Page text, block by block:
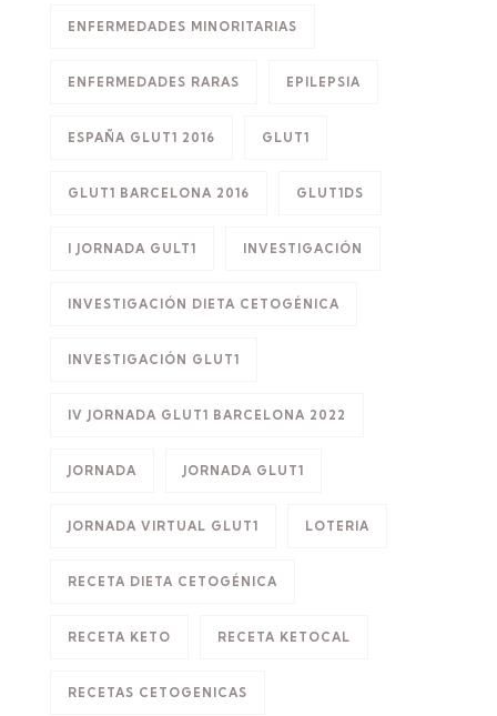
ENFERMEDADES MINORITARIAS
ENFERMEDADES RARAS EPILEPSIA
ESPAÑA GLUT1 2016 GLUT1
GLUT1 BARCELONA 2016 GLUT1DS
I JORNADA GULT1 INVESTIGACIÓN
INVESTIGACIÓN DIETA CETOGÉNICA
INVESTIGACIÓN GLUT1
IV JORNADA GLUT1 BARCELONA 2022
JORNADA JORNADA GLUT1
JORNADA VIRTUAL GLUT1 LOTERIA
RECETA DIETA CETOGÉNICA
RECETA KETO RECETA KETOCAL
RECETAS CETOGENICAS